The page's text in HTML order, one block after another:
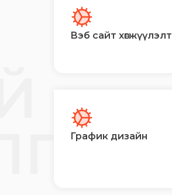
Вэб сайт хөгжүүлэлт
График дизайн